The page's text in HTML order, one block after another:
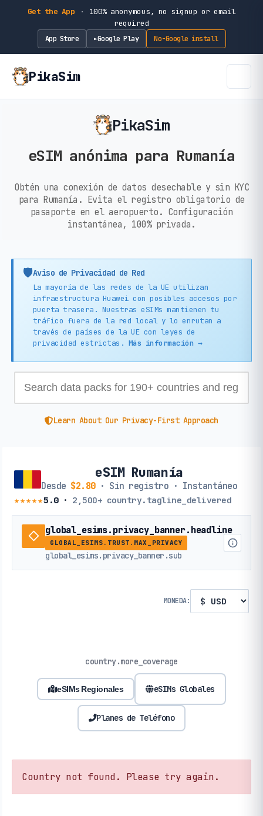
Get the App ·
100% anonymous, no signup or email
required
App Store ►Google Play No-Google install
PikaSim
PikaSim
eSIM anónima para Rumanía
Obtén una conexión de datos desechable y sin KYC
para Rumanía. Evita el registro obligatorio de
pasaporte en el aeropuerto. Configuración
instantánea, 100% privada.
🛡️Aviso de Privacidad de Red
La mayoría de las redes de la UE utilizan
infraestructura Huawei con posibles accesos por
puerta trasera. Nuestras eSIMs mantienen tu
tráfico fuera de la red local y lo enrutan a
través de países de la UE con leyes de
privacidad estrictas. Más información →
Learn About Our Privacy-First Approach
eSIM Rumanía
Desde $2.80· Sin registro · Instantáneo
★★★★★5.0· 2,500+ country.tagline_delivered
global_esims.privacy_banner.headline
GLOBAL_ESIMS.TRUST.MAX_PRIVACY
global_esims.privacy_banner.sub
MONEDA:
country.more_coverage
eSIMs Regionales eSIMs Globales
Planes de Teléfono
Country not found. Please try again.